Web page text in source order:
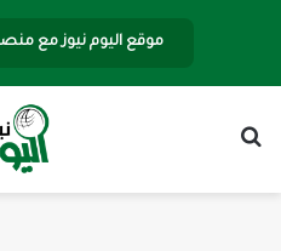
موقع اليوم نيوز مع